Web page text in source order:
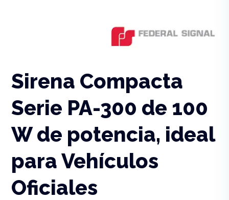
Sirena Compacta
Serie PA-300 de 100
W de potencia, ideal
para Vehículos
Oficiales